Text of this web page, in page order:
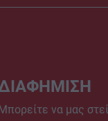
να μας